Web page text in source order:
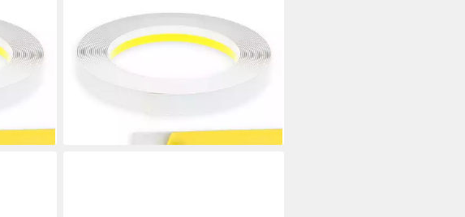
60mm
Fensterleiste PVC-Flachleiste, 80mm
ohne Lippe,selbstklebend,Zierleisten
zur Montage, selbstklebend,